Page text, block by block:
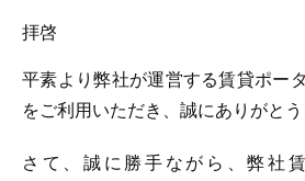
拝啓
平素より弊社が運営する賃貸ポータ
をご利用いただき、誠にありがとう
さて、誠に勝手ながら、弊社